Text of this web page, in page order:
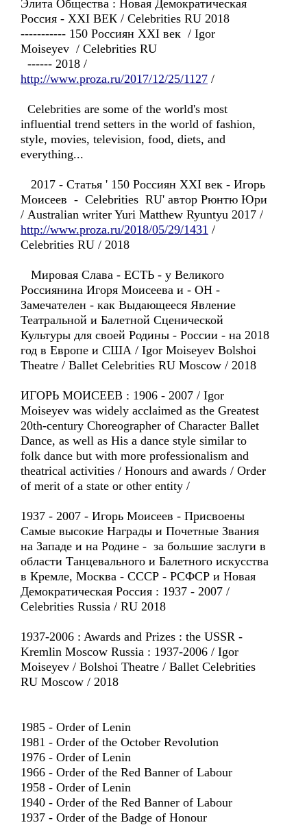
Элита Общества : Новая Демократическая
Россия - XXI ВЕК / Celebrities RU 2018
----------- 150 Россиян XXI век / Igor
Moiseyev / Celebrities RU
------ 2018 /
http://www.proza.ru/2017/12/25/1127 /
Celebrities are some of the world's most
influential trend setters in the world of fashion,
style, movies, television, food, diets, and
everything...
2017 - Статья ' 150 Россиян XXI век - Игорь
Моисеев - Celebrities RU' автор Рюнтю Юри
/ Australian writer Yuri Matthew Ryuntyu 2017 /
http://www.proza.ru/2018/05/29/1431 /
Celebrities RU / 2018
Мировая Слава - ЕСТЬ - у Великого
Россиянина Игоря Моисеева и - ОН -
Замечателен - как Выдающееся Явление
Театральной и Балетной Сценической
Культуры для своей Родины - России - на 2018
год в Европе и США / Igor Moiseyev Bolshoi
Theatre / Ballet Celebrities RU Moscow / 2018
ИГОРЬ МОИСЕЕВ : 1906 - 2007 / Igor
Moiseyev was widely acclaimed as the Greatest
20th-century Choreographer of Character Ballet
Dance, as well as His a dance style similar to
folk dance but with more professionalism and
theatrical activities / Honours and awards / Order
of merit of a state or other entity /
1937 - 2007 - Игорь Моисеев - Присвоены
Самые высокие Награды и Почетные Звания
на Западе и на Родине - за большие заслуги в
области Танцевального и Балетного искусства
в Кремле, Москва - СССР - РСФСР и Новая
Демократическая Россия : 1937 - 2007 /
Celebrities Russia / RU 2018
1937-2006 : Awards and Prizes : the USSR -
Kremlin Moscow Russia : 1937-2006 / Igor
Moiseyev / Bolshoi Theatre / Ballet Celebrities
RU Moscow / 2018
1985 - Order of Lenin
1981 - Order of the October Revolution
1976 - Order of Lenin
1966 - Order of the Red Banner of Labour
1958 - Order of Lenin
1940 - Order of the Red Banner of Labour
1937 - Order of the Badge of Honour